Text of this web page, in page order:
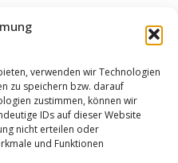
verwenden wir Technologien
zu speichern bzw. darauf
zustimmen, können wir
IDs auf dieser Website
nicht erteilen oder
und Funktionen
Umständen bei
Tribut